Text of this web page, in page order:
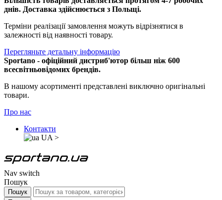
днів. Доставка здійснюється з Польщі.
Терміни реалізації замовлення можуть відрізнятися в
залежності від наявності товару.
Перегляньте детальну інформацію
Sportano - офіційний дистриб'ютор більш ніж 600
всесвітньовідомих брендів.
В нашому асортименті представлені виключно оригінальні
товари.
Про нас
Контакти
UA >
Nav switch
Пошук
Пошук